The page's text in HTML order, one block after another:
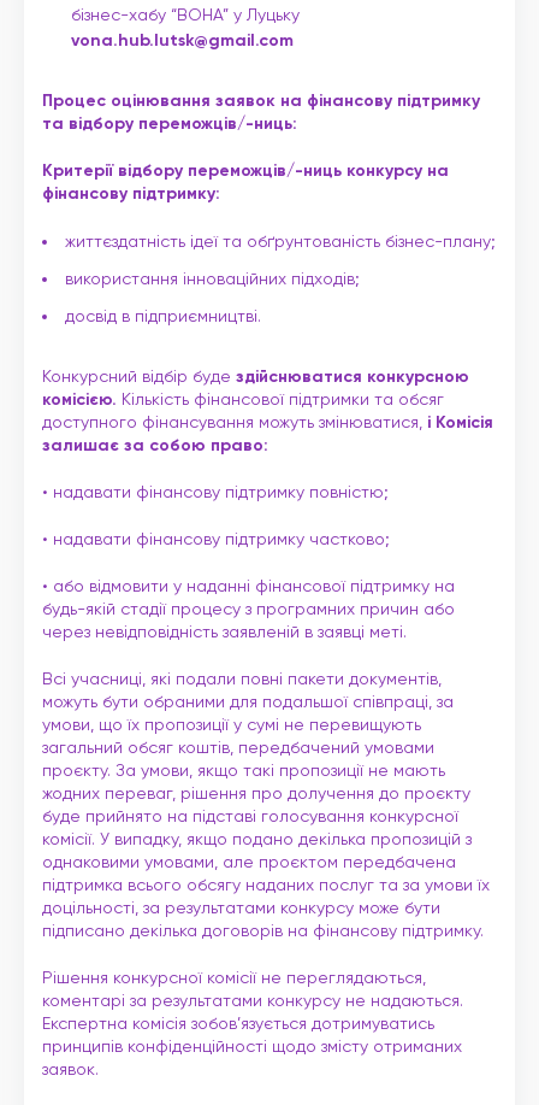
бізнес-хабу “ВОНА” у Луцьку
vona.hub.lutsk@gmail.com
Процес оцінювання заявок на фінансову підтримку
та відбору переможців/-ниць:
Критерії відбору переможців/-ниць конкурсу на
фінансову підтримку:
життєздатність ідеї та обґрунтованість бізнес-плану;
використання інноваційних підходів;
досвід в підприємництві.
Конкурсний відбір буде здійснюватися конкурсною
комісією. Кількість фінансової підтримки та обсяг
доступного фінансування можуть змінюватися, і Комісія
залишає за собою право:
• надавати фінансову підтримку повністю;
• надавати фінансову підтримку частково;
• або відмовити у наданні фінансової підтримку на
будь-якій стадії процесу з програмних причин або
через невідповідність заявленій в заявці меті.
Всі учасниці, які подали повні пакети документів,
можуть бути обраними для подальшої співпраці, за
умови, що їх пропозиції у сумі не перевищують
загальний обсяг коштів, передбачений умовами
проєкту. За умови, якщо такі пропозиції не мають
жодних переваг, рішення про долучення до проєкту
буде прийнято на підставі голосування конкурсної
комісії. У випадку, якщо подано декілька пропозицій з
однаковими умовами, але проєктом передбачена
підтримка всього обсягу наданих послуг та за умови їх
доцільності, за результатами конкурсу може бути
підписано декілька договорів на фінансову підтримку.
Рішення конкурсної комісії не переглядаються,
коментарі за результатами конкурсу не надаються.
Експертна комісія зобов’язується дотримуватись
принципів конфіденційності щодо змісту отриманих
заявок.